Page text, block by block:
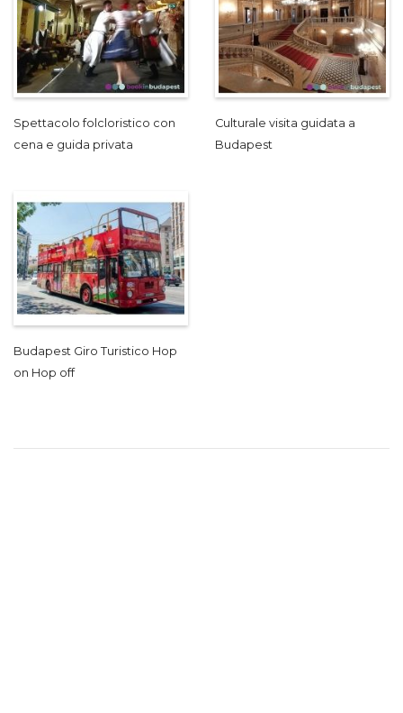
Spettacolo folcloristico con
cena e guida privata
Culturale visita guidata a
Budapest
Budapest Giro Turistico Hop
on Hop off